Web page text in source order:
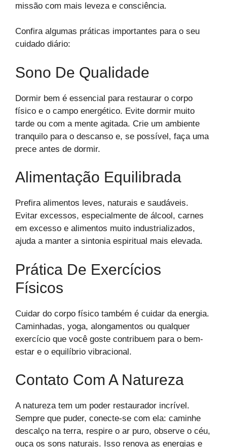
missão com mais leveza e consciência.
Confira algumas práticas importantes para o seu
cuidado diário:
Sono De Qualidade
Dormir bem é essencial para restaurar o corpo
físico e o campo energético. Evite dormir muito
tarde ou com a mente agitada. Crie um ambiente
tranquilo para o descanso e, se possível, faça uma
prece antes de dormir.
Alimentação Equilibrada
Prefira alimentos leves, naturais e saudáveis.
Evitar excessos, especialmente de álcool, carnes
em excesso e alimentos muito industrializados,
ajuda a manter a sintonia espiritual mais elevada.
Prática De Exercícios
Físicos
Cuidar do corpo físico também é cuidar da energia.
Caminhadas, yoga, alongamentos ou qualquer
exercício que você goste contribuem para o bem-
estar e o equilíbrio vibracional.
Contato Com A Natureza
A natureza tem um poder restaurador incrível.
Sempre que puder, conecte-se com ela: caminhe
descalço na terra, respire o ar puro, observe o céu,
ouça os sons naturais. Isso renova as energias e